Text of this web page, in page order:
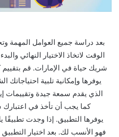
بعد دراسة جميع العوامل المهمة
الوقت لاتخاذ الاختيار النهائي
شريك حياة في الإمارات. قم بتقييم
يوفرها وإمكانية تلبية
الذي يقدم سمعة جيدة وتقييمات
كما يجب أن تأخذ في اعتبارك
يوفرها التطبيق. إذا وجدت
فهو الأنسب لك. بعد اختيار التطبيق